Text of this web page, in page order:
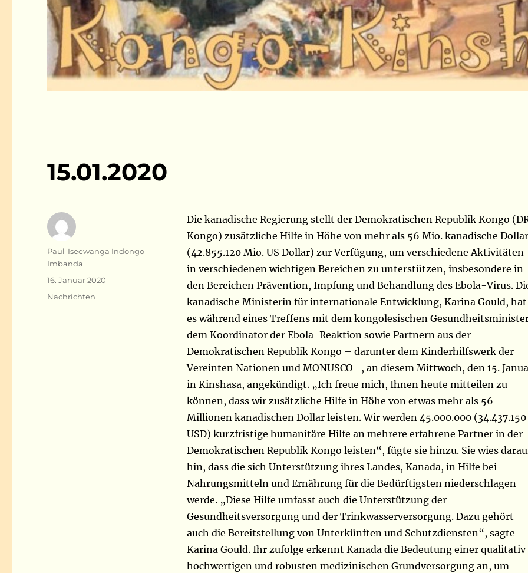
15.01.2020
Die kanadische Regierung stellt der Demokratischen Republik Kongo
Kongo) zusätzliche Hilfe in Höhe von mehr als 56 Mio. kanadische Dollar
(42.855.120 Mio. US Dollar) zur Verfügung, um verschiedene Aktivitäten
in verschiedenen wichtigen Bereichen zu unterstützen, insbesondere in
den Bereichen Prävention, Impfung und Behandlung des Ebola-Virus.
kanadische Ministerin für internationale Entwicklung, Karina Gould, hat
es während eines Treffens mit dem kongolesischen
dem Koordinator der Ebola-Reaktion sowie Partnern aus der
Demokratischen Republik Kongo – darunter dem Kinderhilfswerk der
Vereinten Nationen und MONUSCO -, an diesemMittwoch, den 15.
in Kinshasa, angekündigt. „Ich freue mich, Ihnen heute mitteilen zu
können, dass wir zusätzliche Hilfe in Höhe von etwas mehr als 56
Millionen kanadischen Dollar leisten. Wir werden 45.000.000 (34.437.150
USD) kurzfristige humanitäre Hilfe an mehrere erfahrene Partner in der
Demokratischen Republik Kongo leisten“, fügte sie hinzu. Sie wies
hin, dass die sich Unterstützung ihres Landes, Kanada, in Hilfe bei
Nahrungsmitteln und Ernährung für die Bedürftigsten niederschlagen
werde. „Diese Hilfe umfasst auch die Unterstützung der
Gesundheitsversorgung und der Trinkwasserversorgung. Dazu gehört
auch die Bereitstellung von Unterkünften und Schutzdiensten“, sagte
Karina Gould. Ihr zufolge erkennt Kanada die Bedeutung einer qualitativ
hochwertigen und robusten medizinischen Grundversorgung an, um
Autor
Paul-Iseewanga Indongo-
Imbanda
Veröffentlicht
16. Januar 2020
Kategorien
Nachrichten